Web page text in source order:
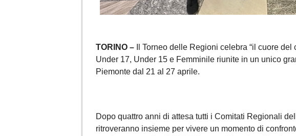
TORINO –
Il Torneo delle Regioni celebra “il cuore
Under 17, Under 15 e Femminile riunite in un unico
Piemonte dal 21 al 27 aprile.
Dopo quattro anni di attesa tutti i Comitati Regionali
ritroveranno insieme per vivere un momento di